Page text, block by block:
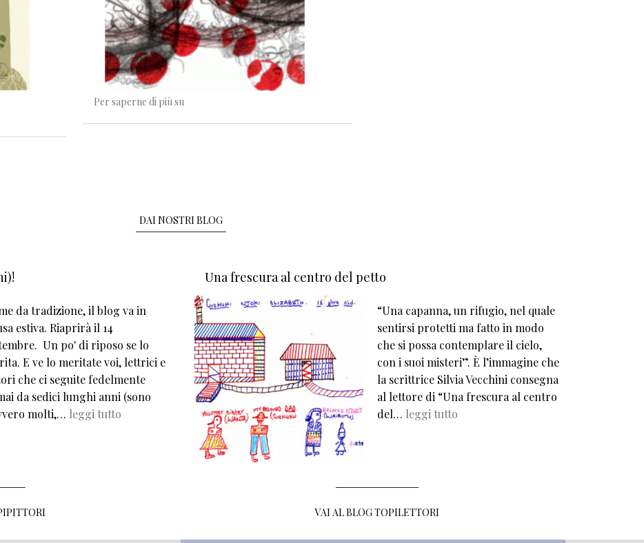
Per saperne di più suBuon compleanno, Fiera!
DAI NOSTRI BLOG
da tradizione, il blog va in
estiva. Riaprirà il 14
Un po' di riposo se lo
E ve lo meritate voi, lettrici e
che ci seguite fedelmente
da sedici lunghi anni (sono
molti,… leggi tutto
Una frescura al centro del petto
“Una capanna, un rifugio, nel quale
sentirsi protetti ma fatto in modo
che si possa contemplare il cielo,
con i suoi misteri”. È l’immagine che
la scrittrice Silvia Vecchini consegna
al lettore di “Una frescura al centro
del… leggi tutto
VAI AL BLOG TOPILETTORI